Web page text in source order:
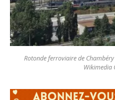
Rotonde ferroviaire de Chambéry
Wikimedia